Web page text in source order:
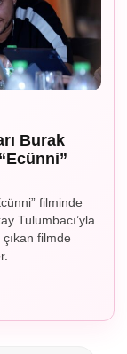
Burak
filminde
Tulumbacı’yla
filmde